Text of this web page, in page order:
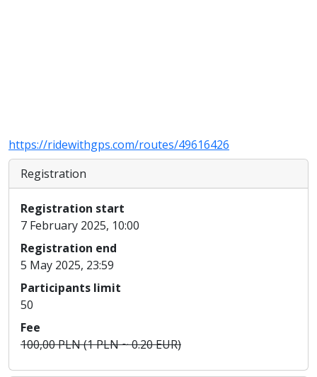
https://ridewithgps.com/routes/49616426
Registration
Registration start
7 February 2025, 10:00
Registration end
5 May 2025, 23:59
Participants limit
50
Fee
100,00 PLN (1 PLN ~ 0.20 EUR)